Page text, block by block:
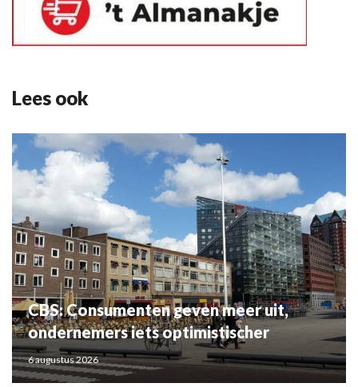
Lees ook
CBS: Consumenten geven meer uit,
ondernemers iets optimistischer
6 augustus 2026